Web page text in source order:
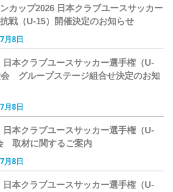
カップ2026 日本クラブユースサッカー
戦（U-15）開催決定のお知らせ
月8日
日本クラブユースサッカー選手権（U-
会 グループステージ組合せ決定のお知
月8日
日本クラブユースサッカー選手権（U-
取材に関するご案内
月8日
日本クラブユースサッカー選手権（U-